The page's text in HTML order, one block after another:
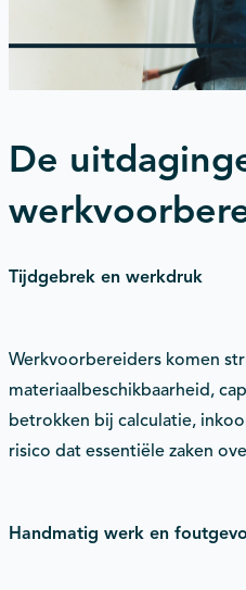
De
Tijdgebrek en werkdruk
Werkvoorbereiders komen
materiaalbeschikbaarheid,
betrokken bij calculatie,
risico dat essentiële zaken
Handmatig werk en